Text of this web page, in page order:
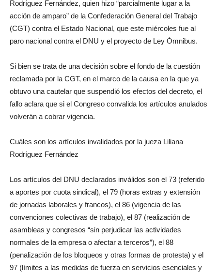
Rodríguez Fernández, quien hizo “parcialmente lugar a la
acción de amparo” de la Confederación General del Trabajo
(CGT) contra el Estado Nacional, que este miércoles fue al
paro nacional contra el DNU y el proyecto de Ley Ómnibus.
Si bien se trata de una decisión sobre el fondo de la cuestión
reclamada por la CGT, en el marco de la causa en la que ya
obtuvo una cautelar que suspendió los efectos del decreto, el
fallo aclara que si el Congreso convalida los artículos anulados
volverán a cobrar vigencia.
Cuáles son los artículos invalidados por la jueza Liliana
Rodríguez Fernández
Los artículos del DNU declarados inválidos son el 73 (referido
a aportes por cuota sindical), el 79 (horas extras y extensión
de jornadas laborales y francos), el 86 (vigencia de las
convenciones colectivas de trabajo), el 87 (realización de
asambleas y congresos “sin perjudicar las actividades
normales de la empresa o afectar a terceros”), el 88
(penalización de los bloqueos y otras formas de protesta) y el
97 (límites a las medidas de fuerza en servicios esenciales y